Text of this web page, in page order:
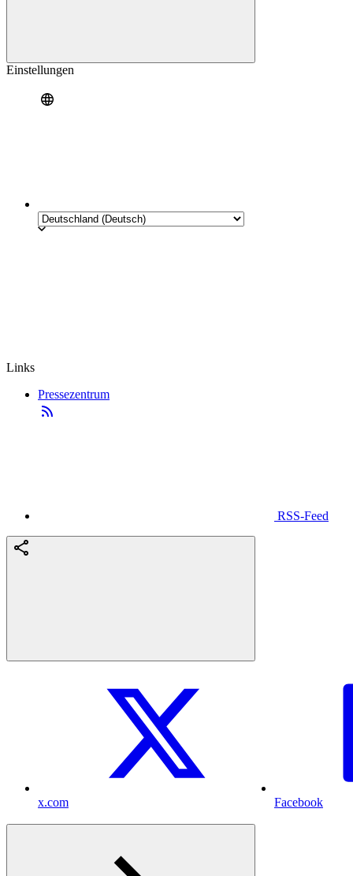
Einstellungen
Links
Pressezentrum
RSS-Feed
x.com Facebook